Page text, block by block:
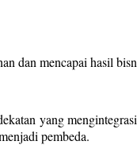
dan mencapai hasil
yang
pembeda.